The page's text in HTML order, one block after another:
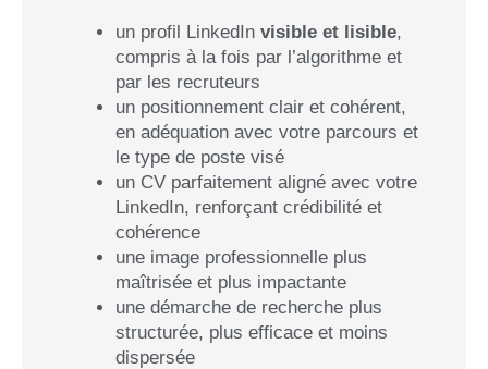
un profil LinkedIn visible et lisible,
compris à la fois par l’algorithme et
par les recruteurs
un positionnement clair et cohérent,
en adéquation avec votre parcours et
le type de poste visé
un CV parfaitement aligné avec votre
LinkedIn, renforçant crédibilité et
cohérence
une image professionnelle plus
maîtrisée et plus impactante
une démarche de recherche plus
structurée, plus efficace et moins
dispersée